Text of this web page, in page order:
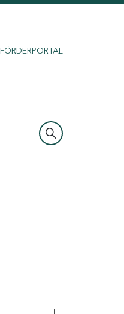
FÖRDERPORTAL